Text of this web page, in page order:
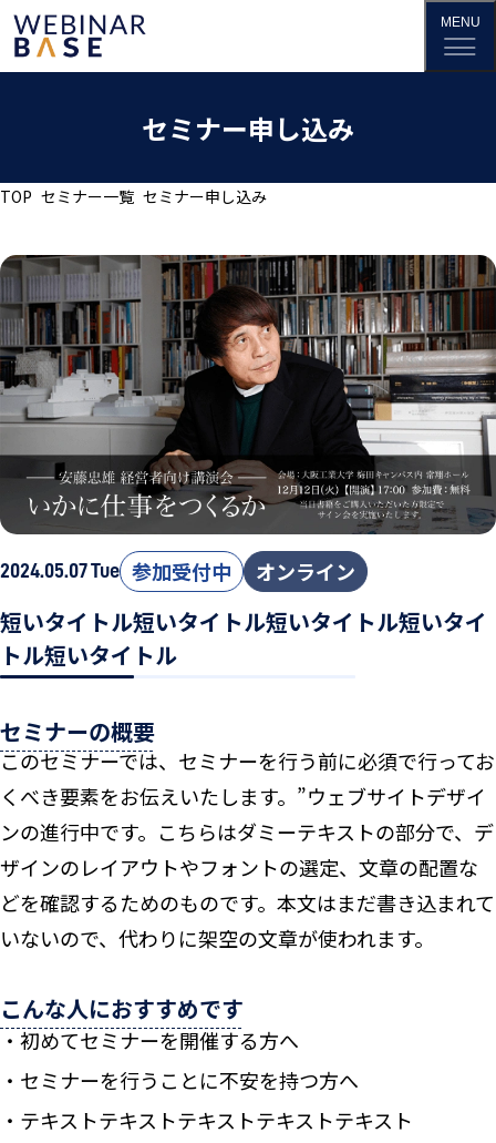
セミナー申し込み
TOP セミナー一覧 セミナー申し込み
2024.05.07 Tue 参加受付中 オンライン
短いタイトル短いタイトル短いタイトル短いタイ
トル短いタイトル
セミナーの概要
このセミナーでは、セミナーを行う前に必須で行ってお
くべき要素をお伝えいたします。”ウェブサイトデザイ
ンの進行中です。こちらはダミーテキストの部分で、デ
ザインのレイアウトやフォントの選定、文章の配置な
どを確認するためのものです。本文はまだ書き込まれて
いないので、代わりに架空の文章が使われます。
こんな人におすすめです
初めてセミナーを開催する方へ
セミナーを行うことに不安を持つ方へ
テキストテキストテキストテキストテキスト